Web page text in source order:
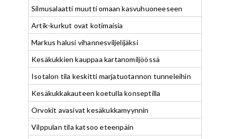
Silmusalaatti muutti omaan kasvuhuoneeseen
Artik-kurkut ovat kotimaisia
Markus halusi vihannesviljelijäksi
Kesäkukkien kauppaa kartanomiljöössä
Isotalon tila keskitti marjatuotannon tunneleihin
Kesäkukkakauteen koetulla konseptilla
Orvokit avasivat kesäkukkamyynnin
Vilppulan tila katsoo eteenpäin